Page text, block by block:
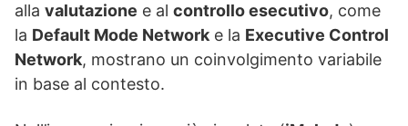
alla valutazione e al controllo esecutivo, come
la Default Mode Network e la Executive Control
Network, mostrano un coinvolgimento variabile
in base al contesto.